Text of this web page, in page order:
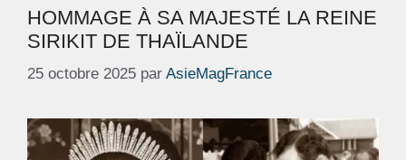
HOMMAGE À SA MAJESTÉ LA REINE
SIRIKIT DE THAÏLANDE
25 octobre 2025 par AsieMagFrance